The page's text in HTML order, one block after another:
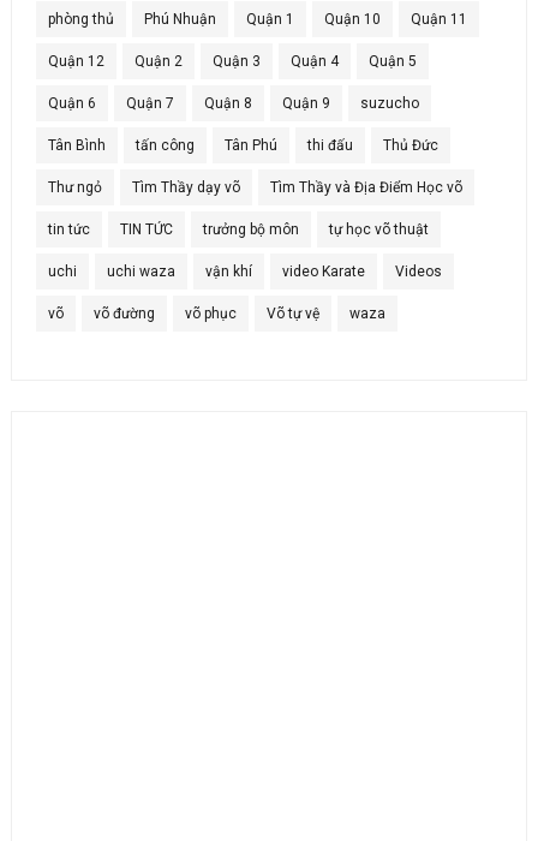
phòng thủ Phú Nhuận Quận 1 Quận 10 Quận 11
Quận 12 Quận 2 Quận 3 Quận 4 Quận 5
Quận 6 Quận 7 Quận 8 Quận 9 suzucho
Tân Bình tấn công Tân Phú thi đấu Thủ Đức
Thư ngỏ Tìm Thầy dạy võ Tìm Thầy và Địa Điểm Học võ
tin tức TIN TỨC trưởng bộ môn tự học võ thuật
uchi uchi waza vận khí video Karate Videos
võ võ đường võ phục Võ tự vệ waza